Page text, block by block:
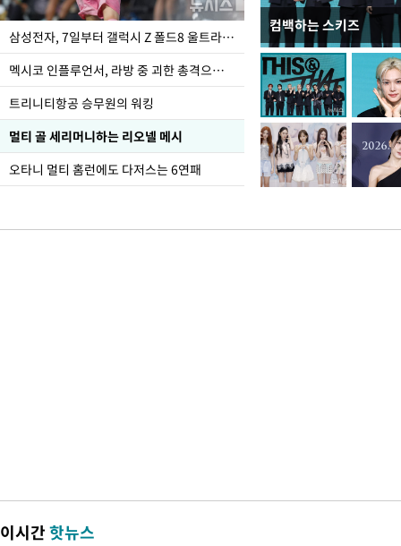
삼성전자, 7일부터 갤럭시 Z 폴드8 울트라·폴드8·플립8 출시
멕시코 인플루언서, 라방 중 괴한 총격으로 사망
트리니티항공 승무원의 워킹
멀티 골 세리머니하는 리오넬 메시
오타니 멀티 홈런에도 다저스는 6연패
컴백하는 스키즈
오세훈 "용산어린이
어"
이시간핫뉴스